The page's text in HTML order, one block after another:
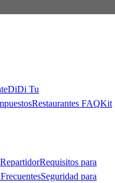
DiDi Tu
Restaurantes FAQKit
Requisitos para
Seguridad para